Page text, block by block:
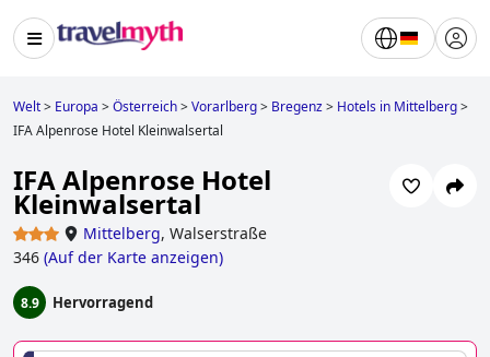
Welt> Europa >Österreich>Vorarlberg> Bregenz> Hotels in Mittelberg>
IFA Alpenrose Hotel Kleinwalsertal
IFA Alpenrose Hotel
Kleinwalsertal
Mittelberg, Walserstraße
346 (Auf der Karte anzeigen)
8.9 Hervorragend